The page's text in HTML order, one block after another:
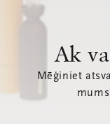
Ak
Mēģiniet